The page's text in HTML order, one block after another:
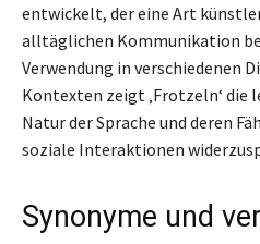
entwickelt, der eine Art
alltäglichen Kommunikation
Verwendung in verschiedenen
Kontexten zeigt ‚Frotzeln‘ die
Natur der Sprache und deren
soziale Interaktionen
Synonyme und